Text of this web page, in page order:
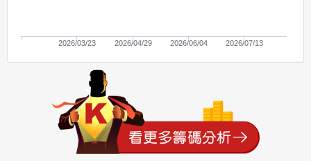
2026/03/23 2026/04/29 2026/06/04 2026/07/13